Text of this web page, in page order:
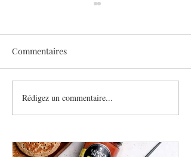
Commentaires
Rédigez un commentaire...